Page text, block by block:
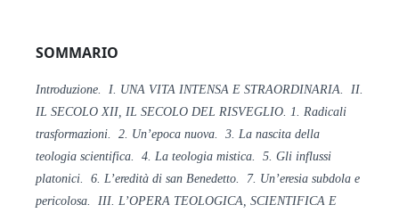
SOMMARIO
Introduzione. I. UNA VITA INTENSA E STRAORDINARIA. II.
IL SECOLO XII, IL SECOLO DEL RISVEGLIO. 1. Radicali
trasformazioni. 2. Un’epoca nuova. 3. La nascita della
teologia scientifica. 4. La teologia mistica. 5. Gli influssi
platonici. 6. L’eredità di san Benedetto. 7. Un’eresia subdola e
pericolosa. III. L’OPERA TEOLOGICA, SCIENTIFICA E